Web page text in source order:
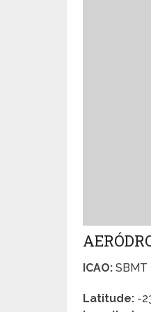
ICAO: SBMT
Latitude: -